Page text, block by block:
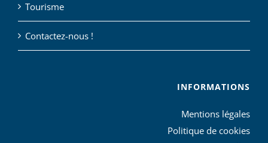
Tourisme
Contactez-nous !
INFORMATIONS
Mentions légales
Politique de cookies